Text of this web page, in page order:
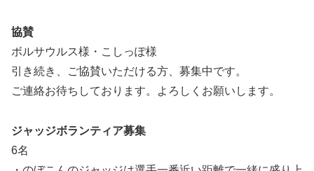
協賛
ボルサウルス様・こしっぽ様
引き続き、ご協賛いただける方、募集中です。
ご連絡お待ちしております。よろしくお願いします。
ジャッジボランティア募集
6名